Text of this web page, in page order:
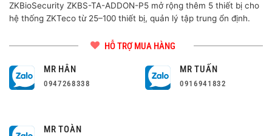
ZKBioSecurity ZKBS-TA-ADDON-P5 mở rộng thêm 5 thiết bị cho
hệ thống ZKTeco từ 25–100 thiết bị, quản lý tập trung ổn định.
HỖ TRỢ MUA HÀNG
MR HÂN
0947268338
MR TUẤN
0916941832
MR TOÀN